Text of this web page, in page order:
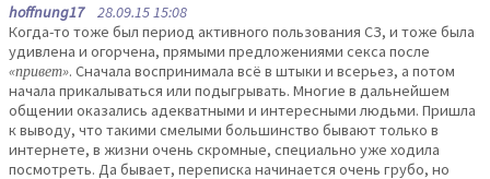
hoffnung1728.09.15 15:08
Когда-то тоже был период активного пользования СЗ, и тоже была
удивлена и огорчена, прямыми предложениями секса после
«привет». Сначала воспринимала всё в штыки и всерьез, а потом
начала прикалываться или подыгрывать. Многие в дальнейшем
общении оказались адекватными и интересными людьми. Пришла
к выводу, что такими смелыми большинство бывают только в
интернете, в жизни очень скромные, специально уже ходила
посмотреть. Да бывает, переписка начинается очень грубо, но